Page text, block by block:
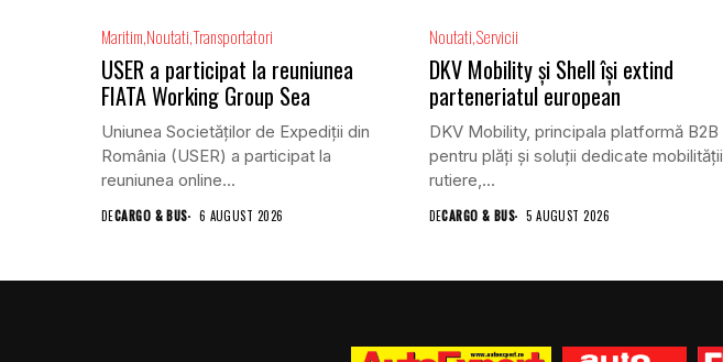
Maritim NoutatiTransportatori
USER a participat la reuniunea
FIATA Working Group Sea
Uniunea Societăților de Expediții din
România (USER) a participat la
reuniunea online...
DECARGO & BUS 6 AUGUST 2026
Noutati Servicii
DKV Mobility și Shell își extind
parteneriatul european
DKV Mobility, principala platformă B2B
pentru plăți și soluții dedicate mobilității
rutiere,...
DECARGO & BUS 5 AUGUST 2026